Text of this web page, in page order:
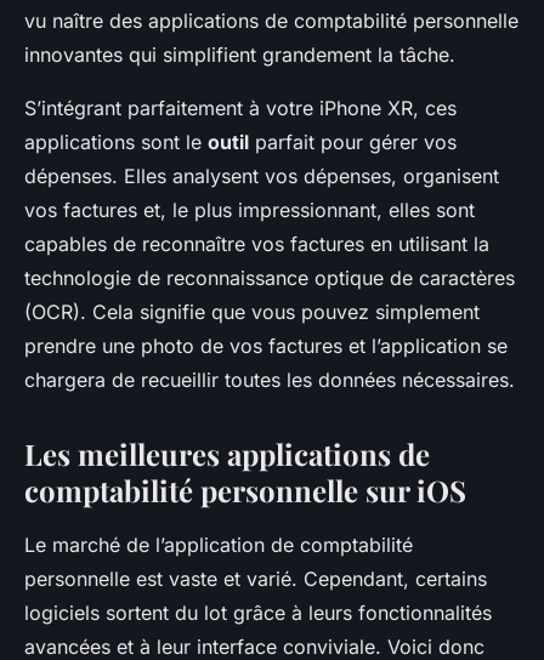
vu naître des applications de comptabilité personnelle
innovantes qui simplifient grandement la tâche.
S’intégrant parfaitement à votre iPhone XR, ces
applications sont le outil parfait pour gérer vos
dépenses. Elles analysent vos dépenses, organisent
vos factures et, le plus impressionnant, elles sont
capables de reconnaître vos factures en utilisant la
technologie de reconnaissance optique de caractères
(OCR). Cela signifie que vous pouvez simplement
prendre une photo de vos factures et l’application se
chargera de recueillir toutes les données nécessaires.
Les meilleures applications de
comptabilité personnelle sur iOS
Le marché de l’application de comptabilité
personnelle est vaste et varié. Cependant, certains
logiciels sortent du lot grâce à leurs fonctionnalités
avancées et à leur interface conviviale. Voici donc